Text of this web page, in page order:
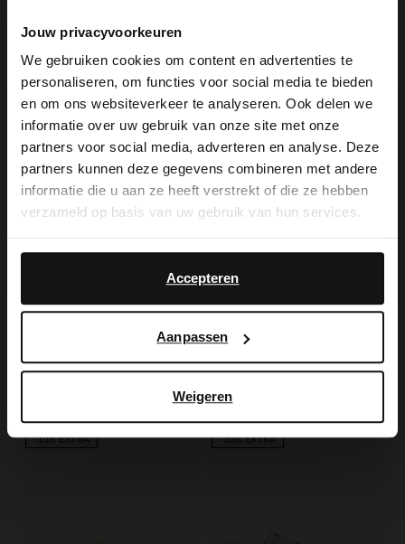
Jouw privacyvoorkeuren
We gebruiken cookies om content en advertenties te
personaliseren, om functies voor social media te bieden
en om ons websiteverkeer te analyseren. Ook delen we
informatie over uw gebruik van onze site met onze
partners voor social media, adverteren en analyse. Deze
partners kunnen deze gegevens combineren met andere
informatie die u aan ze heeft verstrekt of die ze hebben
verzameld op basis van uw gebruik van hun services.
Accepteren
Aanpassen
Weigeren
Weiße Sneaker aus Nubukleder
129.98
77.99
-40%
-10% EXTRA
129.98
77.99
-10% EXTRA
-50%
-10% EXTRA
-40%
-10% EXTRA
×
View this website in English?
It looks like your language isn't Dutch. Would
you like to switch to English?
English